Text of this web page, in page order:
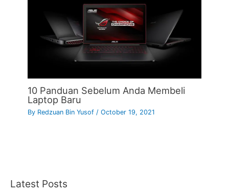
10 Panduan Sebelum Anda Membeli
Laptop Baru
By Redzuan Bin Yusof/October 19, 2021
Latest Posts